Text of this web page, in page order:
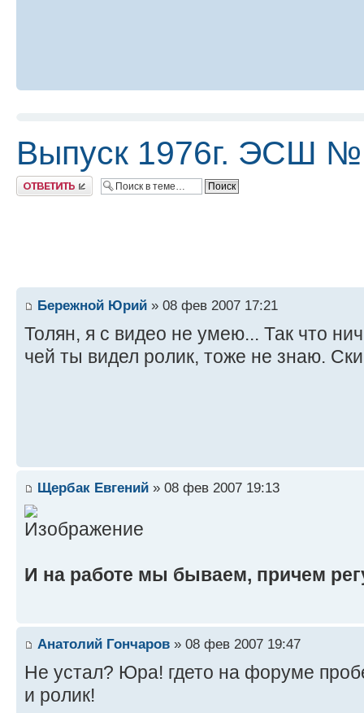
Выпуск 1976г. ЭСШ
Ответить
Бережной Юрий » 08 фев 2007 17:21
Толян, я с видео не умею... Так что
чей ты видел ролик, тоже не знаю.
Щербак Евгений » 08 фев 2007 19:13
И на работе мы бываем, причем
Анатолий Гончаров » 08 фев 2007 19:47
Не устал? Юра! гдето на форуме
и ролик!